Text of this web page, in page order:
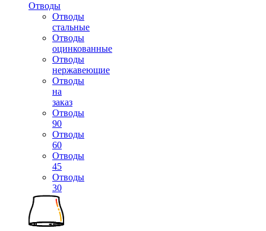
Отводы
Отводы
стальные
Отводы
оцинкованные
Отводы
нержавеющие
Отводы
на
заказ
Отводы
90
Отводы
60
Отводы
45
Отводы
30